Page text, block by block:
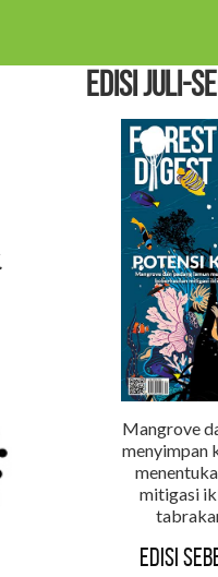
EDISI Juli-
Mangrove
menyimpan
mitigasi
Edisi